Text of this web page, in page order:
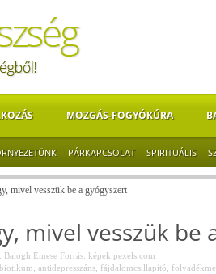
MOZGÁS-FOGYÓKÚRA
PÁRKAPCSOLAT SPIRITUÁLIS
mivel vesszük be a gyógyszert
mivel vesszük be
Balogh Emese Forrás: képek:pexels.com
antidepresszáns fájdalomcsillapító